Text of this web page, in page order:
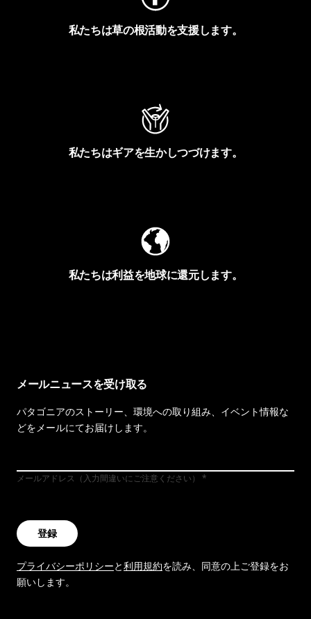
私たちは草の根活動を支援します。
私たちはギアを生かしつづけます。
私たちは利益を地球に還元します。
メールニュースを受け取る
パタゴニアのストーリー、環境への取り組み、イベント情報な
どをメールにてお届けします。
メールアドレス（入力間違いにご注意ください）
登録
プライバシーポリシーと利用規約を読み、同意の上ご登録をお
願いします。